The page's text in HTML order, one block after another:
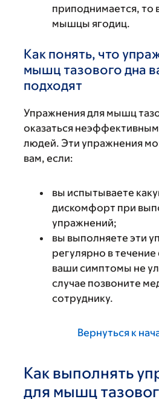
приподнимается, то
мышцы ягодиц.
Как понять, что
мышц тазового дна
подходят
Упражнения для мышц
оказаться
людей. Эти упражнения
вам, если:
вы испытываете
дискомфорт при
упражнений;
вы выполняете эти
регулярно в
ваши симптомы не
случае позвоните
сотруднику.
Вернуться к
Как выполнять
для мышц